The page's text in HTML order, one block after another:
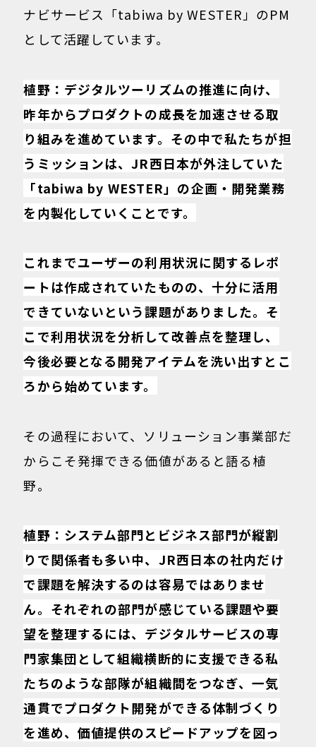
ナビサービス「tabiwa by WESTER」のPM
として活躍しています。
植野：デジタルツーリズムの推進に向け、
昨年からプロダクトの成長を加速させる取
り組みを進めています。その中で私たちが担
うミッションは、JR西日本が外注していた
「tabiwa by WESTER」の企画・開発業務
を内製化していくことです。
これまでユーザーの利用状況に関するレポ
ートは作成されていたものの、十分に活用
できていないという課題がありました。そ
こで利用状況を分析して改善点を整理し、
今後必要となる開発アイテムを洗い出すとこ
ろから始めています。
その過程において、ソリューション事業部だ
からこそ発揮できる価値があると語る植
野。
植野：システム部門とビジネス部門が縦割
りで関係者も多い中、JR西日本の社内だけ
で課題を解決するのは容易ではありませ
ん。それぞれの部門が感じている課題や要
望を整理するには、デジタルサービスの専
門家集団として組織横断的に支援できる私
たちのような部隊が組織間をつなぎ、一気
通貫でプロダクト開発ができる体制づくり
を進め、価値提供のスピードアップを図っ